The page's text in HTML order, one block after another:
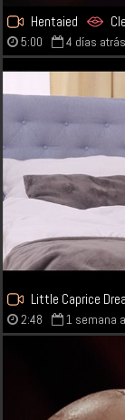
Hentaied
5:00 4 días atrás
Little Caprice
2:48 1 semana